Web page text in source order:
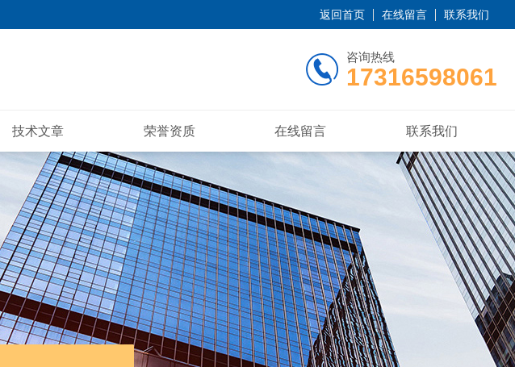
返回首页 在线留言 联系我们
咨询热线
17316598061
技术文章 荣誉资质 在线留言 联系我们